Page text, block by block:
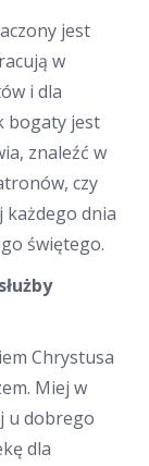
jest
w
i dla
bogaty jest
znaleźć w
czy
każdego dnia
świętego.
Chrystusa
Miej w
u dobrego
dla